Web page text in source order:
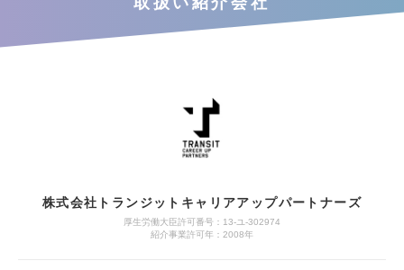
株式会社トランジットキャリアアップパートナーズ
厚生労働大臣許可番号：13-ユ-302974
紹介事業許可年：2008年